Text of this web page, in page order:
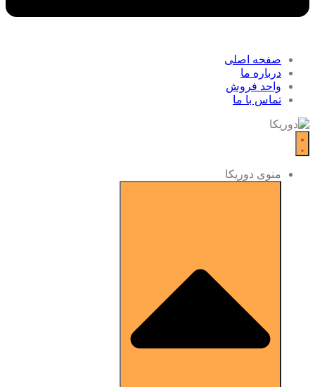
صفحه اصلی
درباره ما
واحد فروش
تماس با ما
منوی دوریکا